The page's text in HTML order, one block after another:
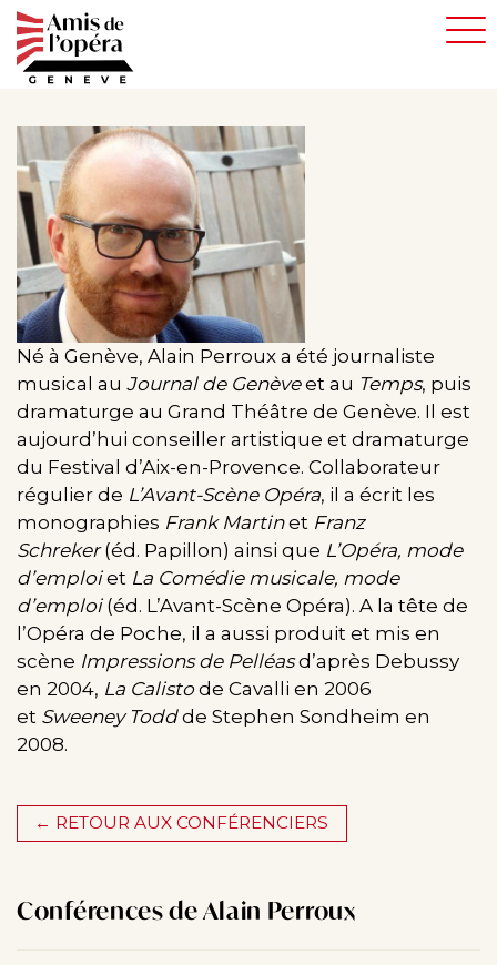
Aller
au
contenu
Né à Genève, Alain Perroux a été journaliste
musical au Journal de Genèveet au Temps, puis
dramaturge au Grand Théâtre de Genève. Il est
aujourd’hui conseiller artistique et dramaturge
du Festival d’Aix-en-Provence. Collaborateur
régulier de L’Avant-Scène Opéra, il a écrit les
monographies Frank Martinet Franz
Schreker(éd. Papillon) ainsi que L’Opéra, mode
d’emploiet La Comédie musicale, mode
d’emploi(éd. L’Avant-Scène Opéra). A la tête de
l’Opéra de Poche, il a aussi produit et mis en
scène Impressions de Pelléasd’après Debussy
en 2004, La Calistode Cavalli en 2006
et Sweeney Toddde Stephen Sondheim en
2008.
← RETOUR AUX CONFÉRENCIERS
Conférences de Alain Perroux